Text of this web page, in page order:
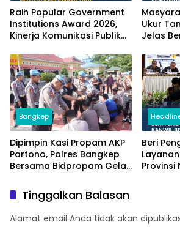
Raih Popular Government
Institutions Award 2026,
Kinerja Komunikasi Publik
Kembali Diakui
Ukur
Jelas
Bangkep
Dipimpin Kasi Propam AKP
Partono, Polres Bangkep
Bersama Bidpropam Gelar
Beri
Provinsi
Tinggalkan Balasan
Alamat email Anda tidak akan